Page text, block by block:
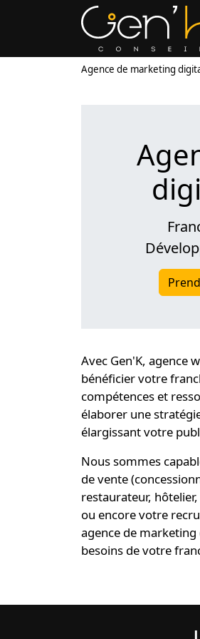
Agence de marketing
Avec Gen'K, agence
bénéficier votre
compétences et
élaborer une
élargissant votre
Nous sommes
de vente
restaurateur,
ou encore votre
agence de marketing
besoins de votre